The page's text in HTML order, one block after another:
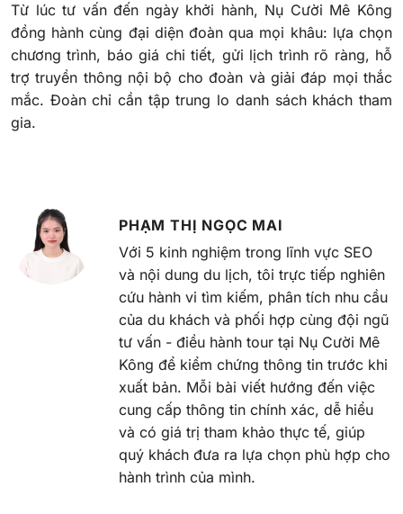
Từ lúc tư vấn đến ngày khởi hành, Nụ Cười Mê Kông
đồng hành cùng đại diện đoàn qua mọi khâu: lựa chọn
chương trình, báo giá chi tiết, gửi lịch trình rõ ràng, hỗ
trợ truyền thông nội bộ cho đoàn và giải đáp mọi thắc
mắc. Đoàn chỉ cần tập trung lo danh sách khách tham
gia.
PHẠM THỊ NGỌC MAI
Với 5 kinh nghiệm trong lĩnh vực SEO
và nội dung du lịch, tôi trực tiếp nghiên
cứu hành vi tìm kiếm, phân tích nhu cầu
của du khách và phối hợp cùng đội ngũ
tư vấn - điều hành tour tại Nụ Cười Mê
Kông để kiểm chứng thông tin trước khi
xuất bản. Mỗi bài viết hướng đến việc
cung cấp thông tin chính xác, dễ hiểu
và có giá trị tham khảo thực tế, giúp
quý khách đưa ra lựa chọn phù hợp cho
hành trình của mình.